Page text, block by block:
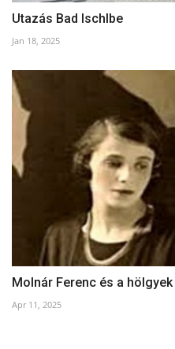
Utazás Bad Ischlbe
Jan 18, 2025
Molnár Ferenc és a hölgyek
Apr 11, 2025